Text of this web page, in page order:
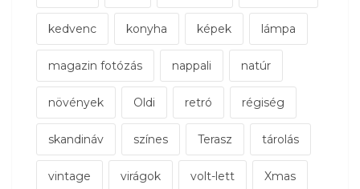
kedvenc konyha képek lámpa
magazin fotózás nappali natúr
növények Oldi retró régiség
skandináv színes Terasz tárolás
vintage virágok volt-lett Xmas